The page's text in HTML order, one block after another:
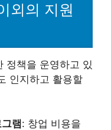
외의 지원
정책을 운영하고 있
인지하고 활용할
램: 창업 비용을